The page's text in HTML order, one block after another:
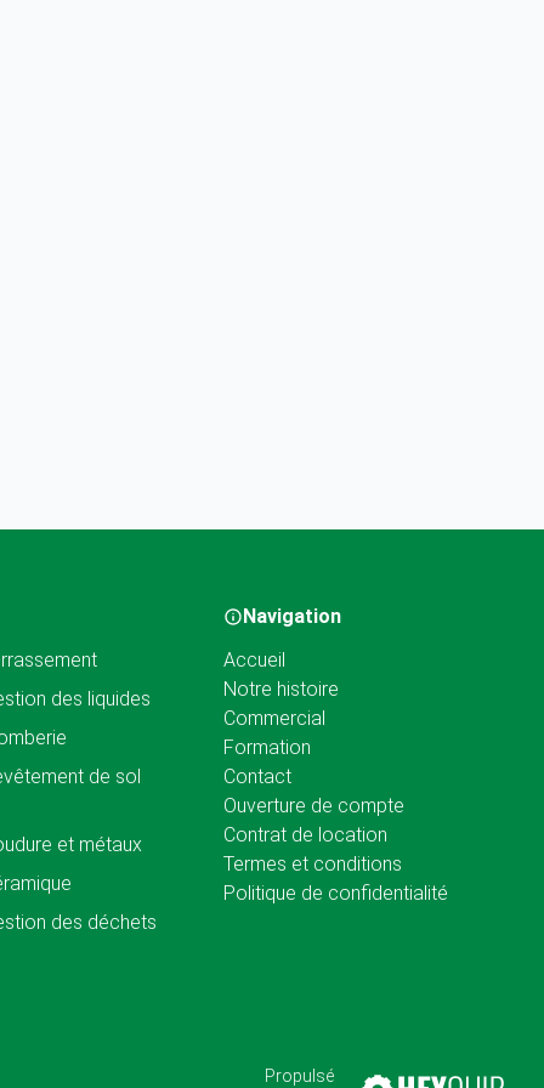
des liquides
de sol
et métaux
des déchets
Navigation
Accueil
Notre histoire
Commercial
Formation
Contact
Ouverture de compte
Contrat de location
Termes et conditions
Politique de confidentialité
Propulsé